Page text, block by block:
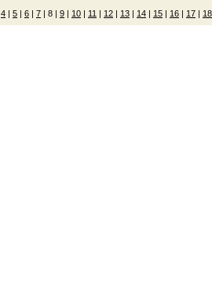
4 | 5 | 6 | 7 | 8 | 9 | 10 | 11 | 12 | 13 | 14 | 15 | 16 | 17 | 18